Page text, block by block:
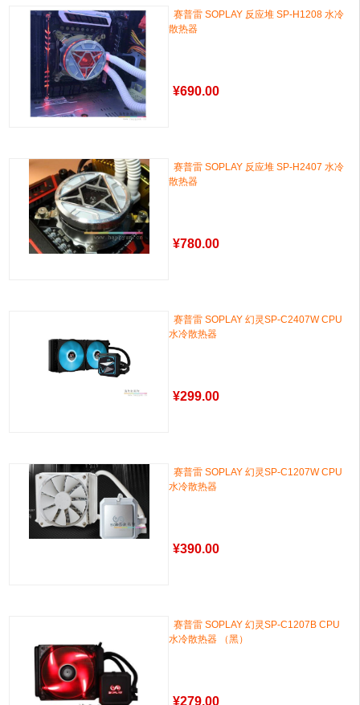
赛普雷 SOPLAY 反应堆 SP-H1208 水冷
散热器
¥690.00
赛普雷 SOPLAY 反应堆 SP-H2407 水冷
散热器
¥780.00
赛普雷 SOPLAY 幻灵SP-C2407W CPU
水冷散热器
¥299.00
赛普雷 SOPLAY 幻灵SP-C1207W CPU
水冷散热器
¥390.00
赛普雷 SOPLAY 幻灵SP-C1207B CPU
水冷散热器 （黑）
¥279.00